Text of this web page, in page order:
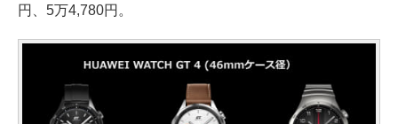
円、5万4,780円。